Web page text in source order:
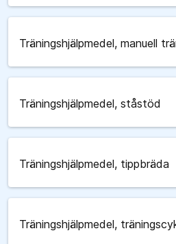
Träningshjälpmedel, manuell
Träningshjälpmedel, ståstöd
Träningshjälpmedel, tippbräda
Träningshjälpmedel,